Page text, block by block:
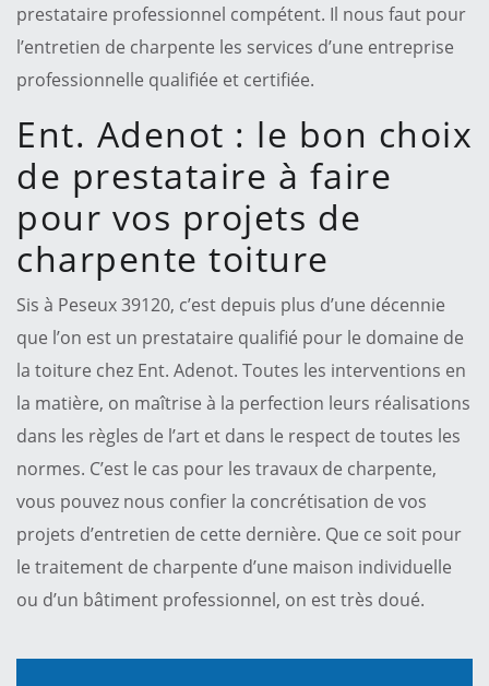
prestataire professionnel compétent. Il nous faut pour
l’entretien de charpente les services d’une entreprise
professionnelle qualifiée et certifiée.
Ent. Adenot : le bon choix
de prestataire à faire
pour vos projets de
charpente toiture
Sis à Peseux 39120, c’est depuis plus d’une décennie
que l’on est un prestataire qualifié pour le domaine de
la toiture chez Ent. Adenot. Toutes les interventions en
la matière, on maîtrise à la perfection leurs réalisations
dans les règles de l’art et dans le respect de toutes les
normes. C’est le cas pour les travaux de charpente,
vous pouvez nous confier la concrétisation de vos
projets d’entretien de cette dernière. Que ce soit pour
le traitement de charpente d’une maison individuelle
ou d’un bâtiment professionnel, on est très doué.